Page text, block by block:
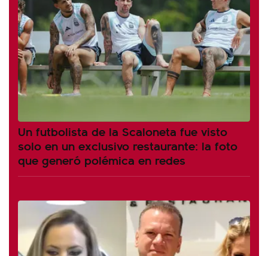
Un futbolista de la Scaloneta fue visto
solo en un exclusivo restaurante: la foto
que generó polémica en redes